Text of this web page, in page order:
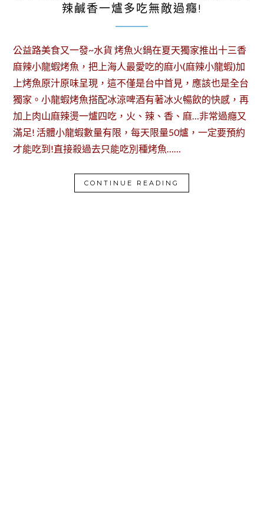
辣鹹香一爐多吃無敵過癮!
公益路美食又一發~水貨 烤魚火鍋在夏天獨家推出十三香
麻辣小龍蝦烤魚，把上海人最愛吃的麻小(麻辣小龍蝦)加
上烤魚原汁原味呈現，這不僅是台中首見，應該也是全台
獨家。小龍蝦烤魚搭配冰涼啤酒有著冰火暢飲的快感，再
加上肉山麻辣燙一爐四吃，火、辣、香、麻…非常過癮又
滿足! 活體小龍蝦數量有限，每天限量50爐，一定要預約
才能吃到!直接殺過去只能吃別種烤魚……
CONTINUE READING